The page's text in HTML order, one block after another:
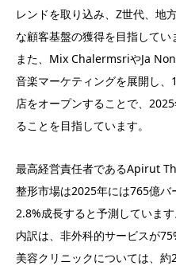
レンドを取り込み、Z世代、地
な顧客基盤の獲得を目指してい
また、Mix ChalermsriやJa
音楽​​マーケティングを展開し
店をオープンすることで、
ることを目指しています。
最高経営責任者であるApirut
整形市場は2025年には765億
2.8%成長すると予測しています
内訳は、非外科的サービスが
美容クリニックについては、